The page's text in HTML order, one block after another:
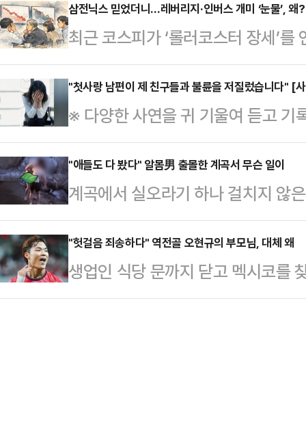
폴리오를 넓히고 있다. GPU와 고
전력 변동과 노이즈를 잡는 부품
려운 초박형·고주파 영역을 실리콘
기는 11일 실리콘 캐패시터 기술
향을 설명했다. 이날 발표는 삼성전
김원기 그룹장이 맡았다…
삼전닉스 믿었더니…레버리지·인버스 개미 ‘눈물’, 왜?
최근 코스피가 ‘롤러코스터 장세’
스의 일간 수익률 2배를 추종하는
다.주가가 등락을 반복하는 과정에
과’로 인해 대부분의 투자자들이 ‘
소에 따르면 삼성전자와 SK하이닉
드(ETF) 16종목의 상장 이후(5월
스(-)를 기록했다.상승에 베팅하는
목의 손실…
"첫사랑 남편이 제 친구들과 불륜을 저질렀습니다" [
※ 다양한 사연을 귀 기울여 듣고 기
을 통해 해결의 실마리를 찾아드립
같은 대학교에서 처음 만났습니다.
고, 남편이 적극적으로 다가왔지요.
알아와 데려가 주는가 하면, 집에
니다. 참 다정했어요. 저는 첫사랑
애 한 후 결혼까지 했습니다. 저는
을 다했어요.그런데 …
"애들도 다 봤다" 알몸男 출몰한 계곡서 무슨 일이
계곡에서 실오라기 하나 걸치지 않
전해졌다.8일 JTBC '사건반장'은
장면을 목격했다는 제보자 A씨의
화제 참석을 위해 주차장에서 상영
모두 탈의한 남성을 봤다.공개된
"헛걸음 죄송하다" 역전골 오현규의 부모님, 대체 왜
생업인 식당 문까지 닫고 멕시코를
다. 바로 체코전 승리를 이끈 국가